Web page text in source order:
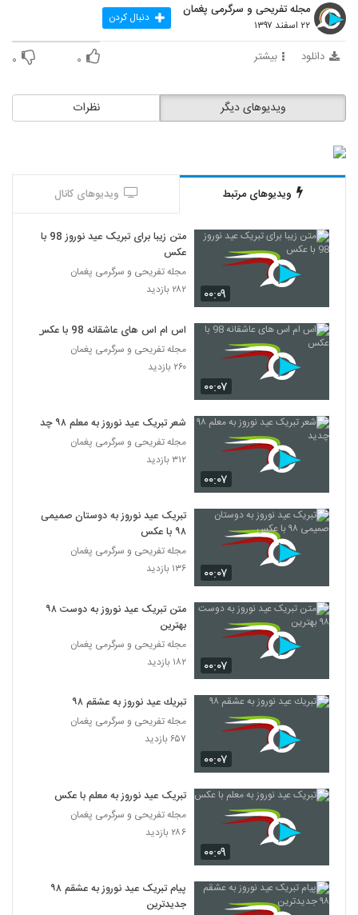
مجله تفریحی و سرگرمی پغمان
۲۲ اسفند ۱۳۹۷ دنبال کردن
دانلود بیشتر ۰ ۰
نظرات ویدیوهای دیگر
ویدیوهای مرتبط ویدیوهای کانال
۰۰:۰۹
متن زیبا برای تبریک عید نوروز 98 با
عکس
مجله تفریحی و سرگرمی پغمان
۲۸۲ بازدید
۰۰:۰۷
اس ام اس های عاشقانه 98 با عکس
مجله تفریحی و سرگرمی پغمان
۲۶۰ بازدید
۰۰:۰۷
شعر تبریک عید نوروز به معلم ۹۸ چدید
مجله تفریحی و سرگرمی پغمان
۳۱۲ بازدید
۰۰:۰۷
تبریک عید نوروز به دوستان صمیمی
۹۸ با عکس
مجله تفریحی و سرگرمی پغمان
۱۳۶ بازدید
۰۰:۰۷
متن تبریک عید نوروز به دوست ۹۸
بهترین
مجله تفریحی و سرگرمی پغمان
۱۸۲ بازدید
۰۰:۰۷
تبريك عيد نوروز به عشقم ۹۸
مجله تفریحی و سرگرمی پغمان
۶۵۷ بازدید
۰۰:۰۹
تبریک عید نوروز به معلم با عکس
مجله تفریحی و سرگرمی پغمان
۲۸۶ بازدید
پیام تبریک عید نوروز به عشقم ۹۸
جدیدترین